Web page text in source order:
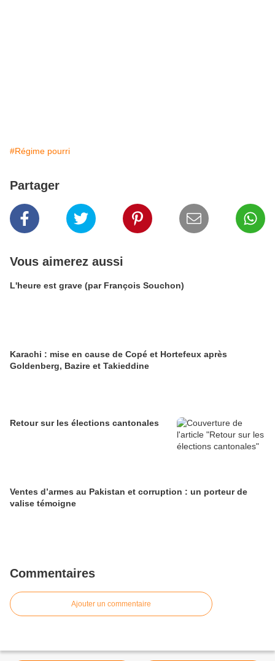
#Régime pourri
Partager
Vous aimerez aussi
L'heure est grave (par François Souchon)
Karachi : mise en cause de Copé et Hortefeux après
Goldenberg, Bazire et Takieddine
Retour sur les élections cantonales
Ventes d’armes au Pakistan et corruption : un porteur de
valise témoigne
Commentaires
Ajouter un commentaire